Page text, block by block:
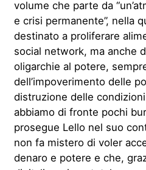
volume che parte da
e crisi permanente”, nella
destinato a proliferare
social network, ma anche
oligarchie al potere,
dell’impoverimento delle
distruzione delle
abbiamo di fronte pochi
prosegue Lello nel suo
non fa mistero di voler
denaro e potere e che,